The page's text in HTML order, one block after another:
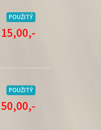
POUŽITÝ
15,00,-
POUŽITÝ
50,00,-